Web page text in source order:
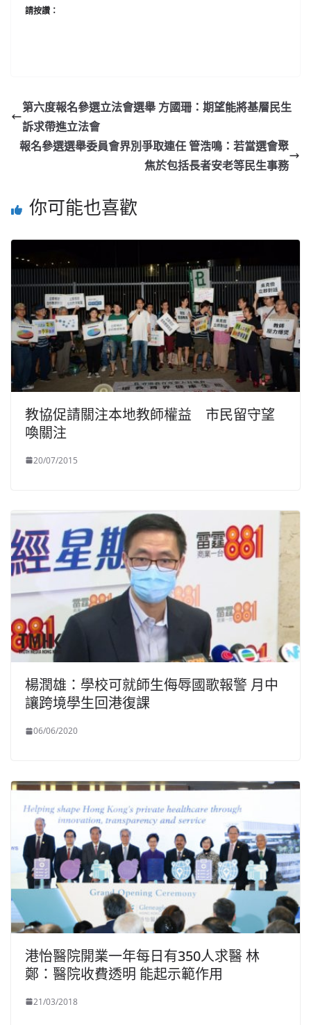
請按讚：
第六度報名參選立法會選舉 方國珊：期望能將基層民生
訴求帶進立法會
報名參選選舉委員會界別爭取連任 管浩鳴：若當選會聚
焦於包括長者安老等民生事務
你可能也喜歡
教協促請關注本地教師權益 市民留守望
喚關注
20/07/2015
楊潤雄：學校可就師生侮辱國歌報警 月中
讓跨境學生回港復課
06/06/2020
港怡醫院開業一年每日有350人求醫 林
鄭：醫院收費透明 能起示範作用
21/03/2018